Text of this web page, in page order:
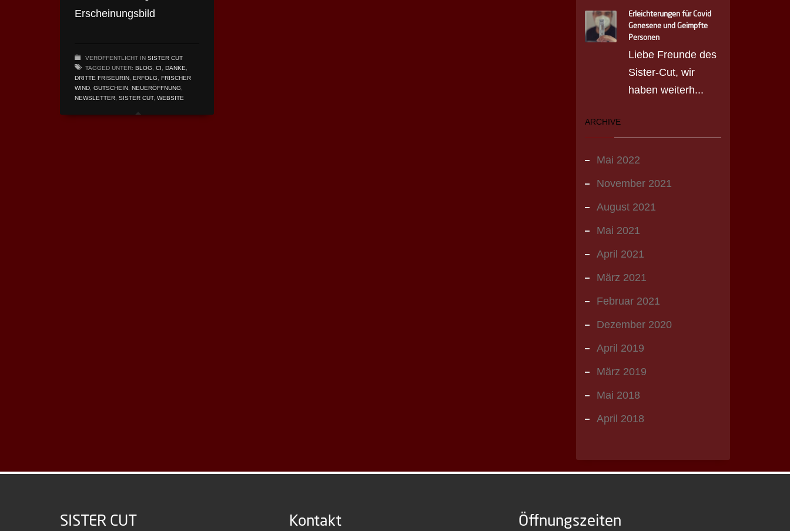
Erscheinungsbild
VERÖFFENTLICHT IN SISTER CUT
TAGGED UNTER: BLOG, CI , DANKE,
DRITTE FRISEURIN, ERFOLG, FRISCHER
WIND, GUTSCHEIN, NEUERÖFFNUNG,
NEWSLETTER, SISTER CUT, WEBSITE
Erleichterungen für Covid
Genesene und Geimpfte
Personen
Liebe Freunde des
Sister-Cut, wir
haben weiterh...
ARCHIVE
Mai 2022
November 2021
August 2021
Mai 2021
April 2021
März 2021
Februar 2021
Dezember 2020
April 2019
März 2019
Mai 2018
April 2018
SISTER CUT Kontakt Öffnungszeiten